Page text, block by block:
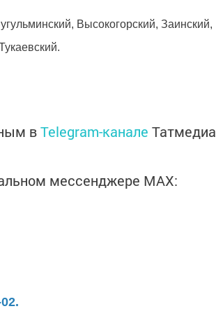
Высокогорский, Заинский,
вTelegram-канале Татмедиа
мессенджере MАХ: